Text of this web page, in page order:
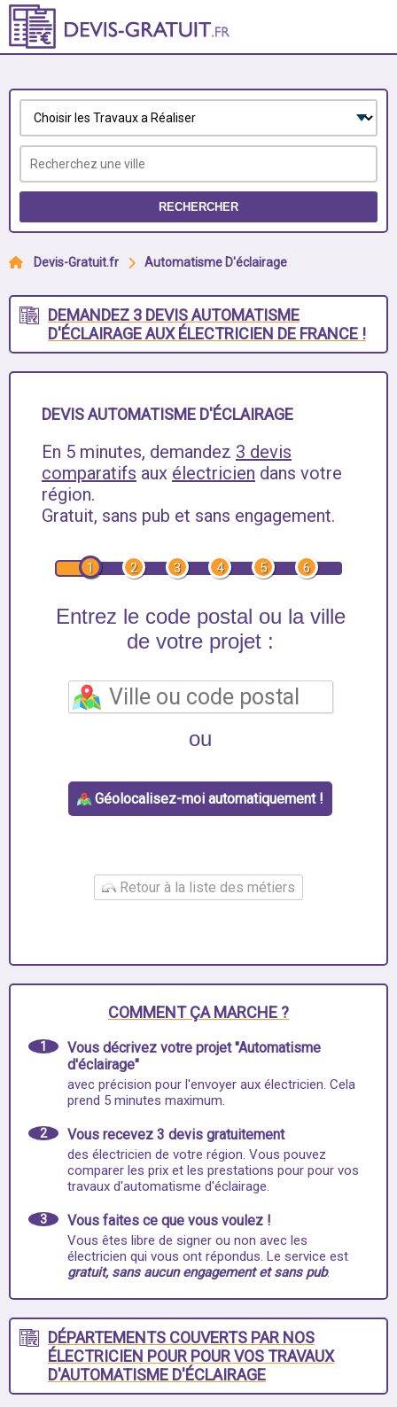
RECHERCHER
Devis-Gratuit.fr Automatisme D'éclairage
DEMANDEZ 3 DEVIS AUTOMATISME
D'ÉCLAIRAGE AUX ÉLECTRICIEN DE FRANCE !
DEVIS AUTOMATISME D'ÉCLAIRAGE
En 5 minutes, demandez 3 devis
comparatifs aux électricien dans votre
région.
Gratuit, sans pub et sans engagement.
1 2 3 4 5 6
Entrez le code postal ou la ville
de votre projet :
ou
Géolocalisez-moi automatiquement !
Retour à la liste des métiers
COMMENT ÇA MARCHE ?
1
Vous décrivez votre projet "Automatisme
d'éclairage"
avec précision pour l'envoyer aux électricien. Cela
prend 5 minutes maximum.
2 Vous recevez 3 devis gratuitement
des électricien de votre région. Vous pouvez
comparer les prix et les prestations pour pour vos
travaux d'automatisme d'éclairage.
3 Vous faites ce que vous voulez !
Vous êtes libre de signer ou non avec les
électricien qui vous ont répondus. Le service est
gratuit, sans aucun engagement et sans pub.
DÉPARTEMENTS COUVERTS PAR NOS
ÉLECTRICIEN POUR POUR VOS TRAVAUX
D'AUTOMATISME D'ÉCLAIRAGE